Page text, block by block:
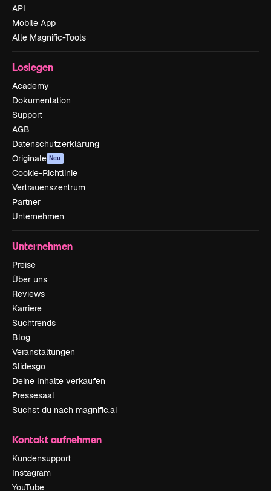
API
Mobile App
Alle Magnific-Tools
Loslegen
Academy
Dokumentation
Support
AGB
Datenschutzerklärung
Originale Neu
Cookie-Richtlinie
Vertrauenszentrum
Partner
Unternehmen
Unternehmen
Preise
Über uns
Reviews
Karriere
Suchtrends
Blog
Veranstaltungen
Slidesgo
Deine Inhalte verkaufen
Pressesaal
Suchst du nach magnific.ai
Kontakt aufnehmen
Kundensupport
Instagram
YouTube